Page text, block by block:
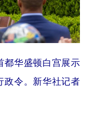
都华盛顿白宫展示
政令。新华社记者